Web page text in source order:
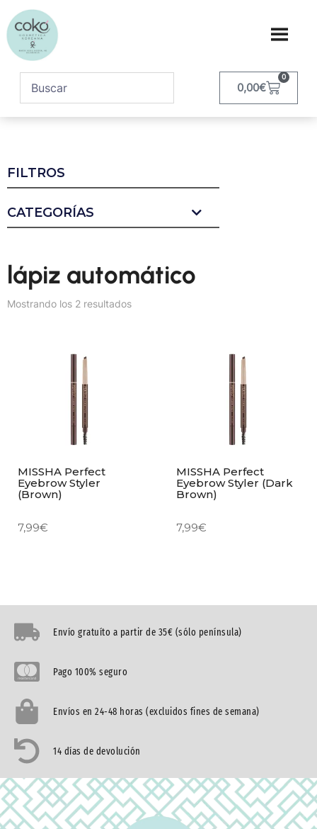
0,00€
0
FILTROS
CATEGORÍAS
lápiz automático
Mostrando los 2 resultados
MISSHA Perfect
Eyebrow Styler
(Brown)
7,99€
MISSHA Perfect
Eyebrow Styler (Dark
Brown)
7,99€
Envío gratuíto a partir de 35€ (sólo península)
Pago 100% seguro
Envíos en 24-48 horas (excluidos fines de semana)
14 días de devolución